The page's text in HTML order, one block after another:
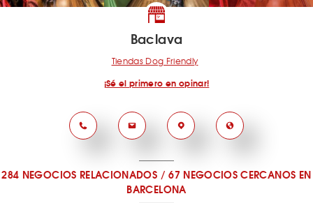
Baclava
Tiendas Dog Friendly
¡Sé el primero en opinar!
284 NEGOCIOS RELACIONADOS /67 NEGOCIOS CERCANOS EN
BARCELONA